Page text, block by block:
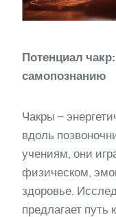
Потенциал
самопознанию
Чакры –
вдоль
учениям, они
физическом,
здоровье.
предлагает